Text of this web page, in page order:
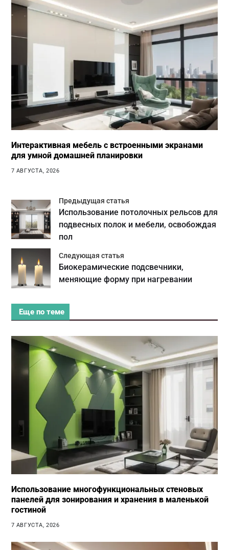
Интерактивная мебель с встроенными экранами
для умной домашней планировки
7 АВГУСТА, 2026
Предыдущая статья
Использование потолочных рельсов для
подвесных полок и мебели, освобождая
пол
Следующая статья
Биокерамические подсвечники,
меняющие форму при нагревании
Еще по теме
Использование многофункциональных стеновых
панелей для зонирования и хранения в маленькой
гостиной
7 АВГУСТА, 2026